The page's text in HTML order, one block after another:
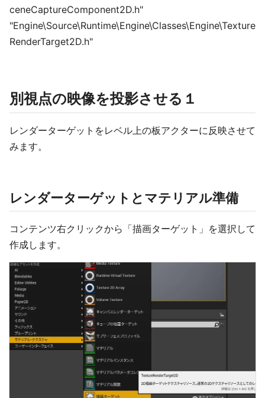
ceneCaptureComponent2D.h"
"Engine\Source\Runtime\Engine\Classes\Engine\Texture
RenderTarget2D.h"
別視点の映像を投影させる１
レンダーターゲットをレベル上の板アクターに反映させて
みます。
レンダーターゲットとマテリアル準備
コンテンツ右クリックから「描画ターゲット」を選択して
作成します。